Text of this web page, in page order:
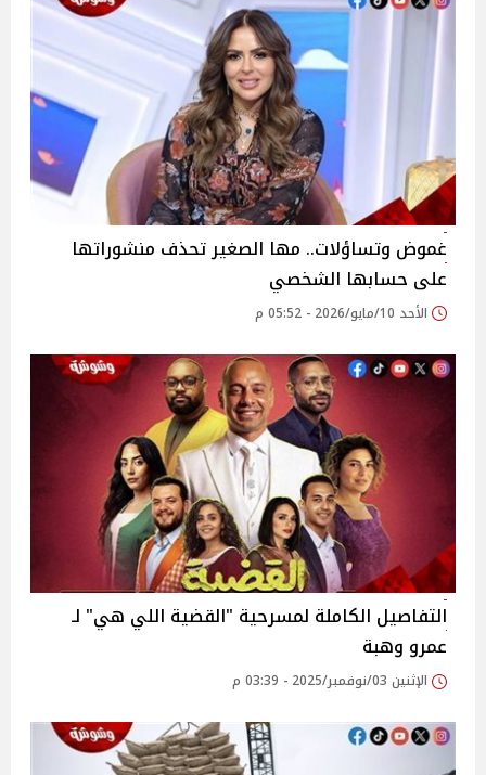
غموض وتساؤلات.. مها الصغير تحذف منشوراتها
على حسابها الشخصي
الأحد 10/مايو/2026 - 05:52 م
التفاصيل الكاملة لمسرحية "القضية اللي هي" لـ
عمرو وهبة
الإثنين 03/نوفمبر/2025 - 03:39 م